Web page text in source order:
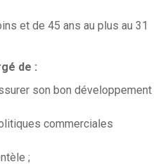
et de 45 ans au plus au 31
de :
son bon développement
commerciales
;